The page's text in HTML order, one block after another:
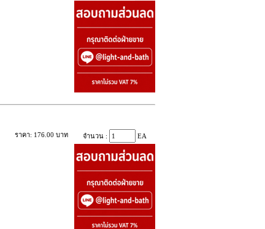
ราคา: 176.00 บาท จำนวน : EA